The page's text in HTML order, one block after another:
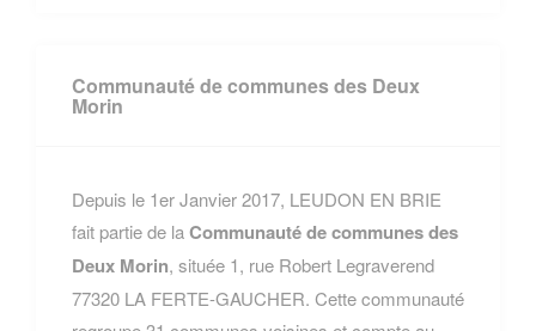
Communauté de communes des Deux
Morin
Depuis le 1er Janvier 2017, LEUDON EN BRIE
fait partie de laCommunauté de communes des
Deux Morin, située 1, rue Robert Legraverend
77320 LA FERTE-GAUCHER. Cette communauté